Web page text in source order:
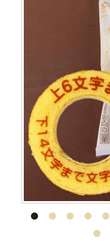
とても思い出に残
以前、両親の傘寿の祝
ですが味も見た目も素
今回、知人のお祝い事
た。相手先からも、
と
えました。
手渡ししたのですが包